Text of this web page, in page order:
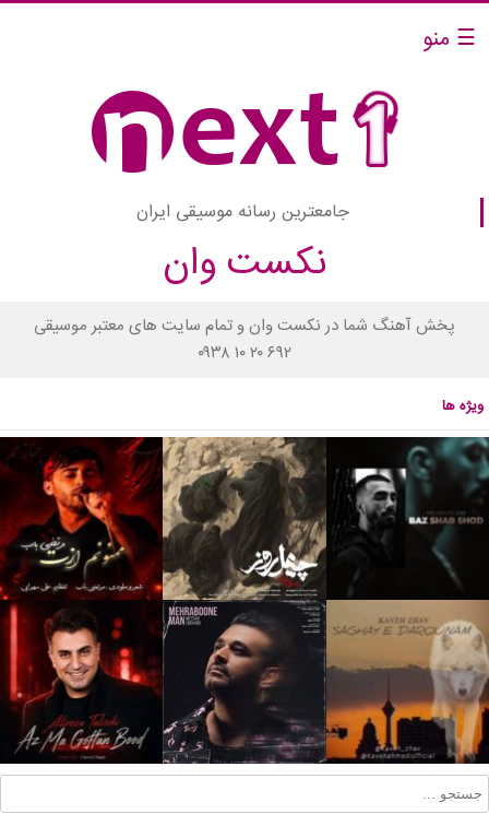
☰ منو
جامعترین رسانه موسیقی ایران
نکست وان
پخش آهنگ شما در نکست وان و تمام سایت های معتبر موسیقی
۰۹۳۸ ۱۰ ۲۰ ۶۹۲
ویژه ها